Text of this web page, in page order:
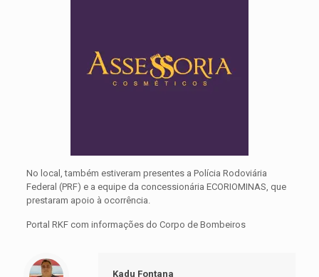
No local, também estiveram presentes a Polícia Rodoviária
Federal (PRF) e a equipe da concessionária ECORIOMINAS, que
prestaram apoio à ocorrência.
Portal RKF com informações do Corpo de Bombeiros
Kadu Fontana